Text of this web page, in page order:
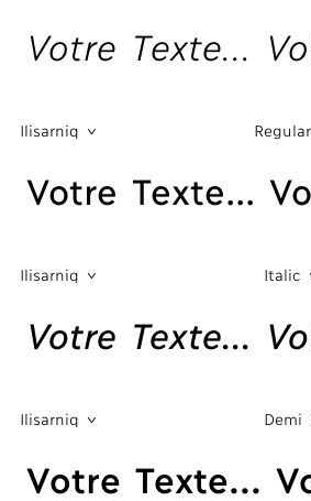
Votre Texte...
Ilisarniq Regular
Votre Texte...
Ilisarniq Italic
Votre Texte...
Ilisarniq Demi
Votre Texte...